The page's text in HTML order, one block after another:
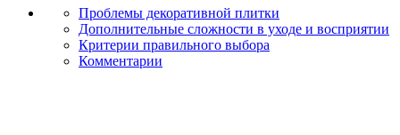
Проблемы декоративной плитки
Дополнительные сложности в уходе и восприятии
Критерии правильного выбора
Комментарии